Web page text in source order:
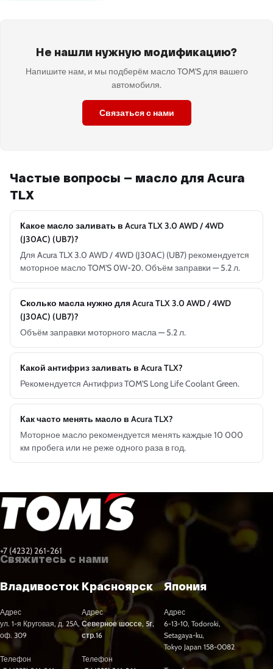
Не нашли нужную модификацию?
Напишите нам, и мы подберём масло TOM'S для вашего
автомобиля.
Связаться с нами
Частые вопросы — масло для Acura
TLX
Какое масло заливать в Acura TLX 3.0 AWD / 4WD
(J30AC) (UB7)?
Для Acura TLX 3.0 AWD / 4WD (J30AC) (UB7) рекомендуется
моторное масло TOM'S 0W-20. Объём заправки — 5.2 л.
Сколько масла нужно для Acura TLX 3.0 AWD / 4WD
(J30AC) (UB7)?
Объём заправки моторного масла — 5.2 л.
Какой антифриз заливать в Acura TLX?
Рекомендуется Антифриз TOM'S Long Life Coolant Green.
Как часто менять масло в Acura TLX?
Моторное масло рекомендуется менять каждые 10 000
км пробега или не реже одного раза в год.
+7 (4232) 261-261
Свяжитесь с нами
Владивосток
Адрес
ул. 1-я Круговая, д. 25А,
оф. 309
Телефон
Красноярск
Адрес
Северное шоссе, 5г,
стр.16
Телефон
Япония
Адрес
6-13-10, Todoroki,
Setagaya-ku,
Tokyo Japan 158-0082